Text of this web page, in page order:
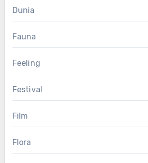
Dunia
Fauna
Feeling
Festival
Film
Flora